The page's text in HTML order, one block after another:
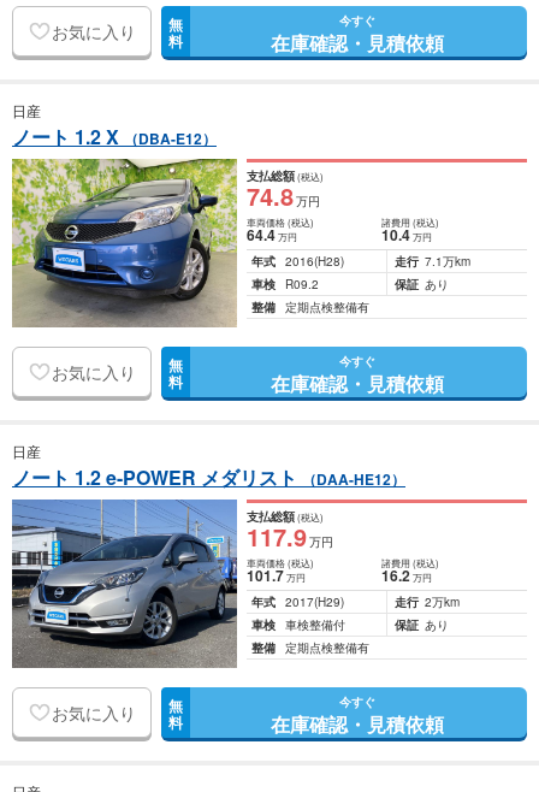
お気に入り 無
料
今すぐ
在庫確認・見積依頼
日産
ノート 1.2 X （DBA-E12）
支払総額(税込)
74.8万円
車両価格(税込)
64.4万円
諸費用 (税込)
10.4 万円
年式 2016(H28) 走行 7.1万km
車検
R09.2 保証 あり
整備 定期点検整備有
お気に入り 無
料
今すぐ
在庫確認・見積依頼
日産
ノート 1.2 e-POWER メダリスト （DAA-HE12）
支払総額(税込)
117.9万円
車両価格(税込)
101.7万円
諸費用 (税込)
16.2 万円
年式 2017(H29) 走行 2万km
車検 車検整備付 保証 あり
整備 定期点検整備有
お気に入り 無
料
今すぐ
在庫確認・見積依頼